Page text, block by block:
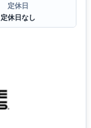
定休日
定休日なし